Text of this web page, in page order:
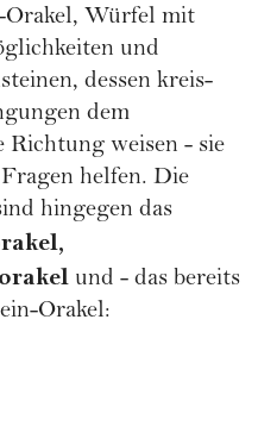
Orakel, Würfel mit
und
, dessen kreis-
dem
Richtung weisen - sie
helfen. Die
hingegen das
und - das bereits
Orakel: